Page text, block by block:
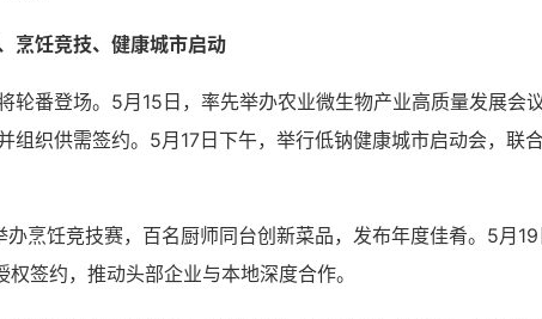
烹饪竞技、健康城市启动
轮番登场。5月15日，率先举办农业微生物产业高质量发展会
组织供需签约。5月17日下午，举行低钠健康城市启动会，联
烹饪竞技赛，百名厨师同台创新菜品，发布年度佳肴。5月
签约，推动头部企业与本地深度合作。